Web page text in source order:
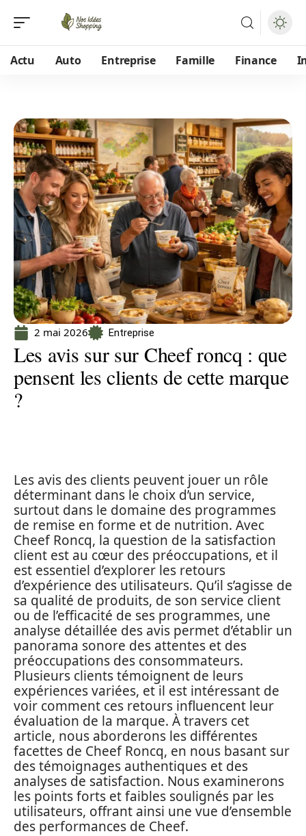
Actu Auto Entreprise Famille Finance
2 mai 2026 Entreprise
Les avis sur sur Cheef roncq : que
pensent les clients de cette marque
?
Les avis des clients peuvent jouer un rôle
déterminant dans le choix d’un service,
surtout dans le domaine des programmes
de remise en forme et de nutrition. Avec
Cheef Roncq, la question de la satisfaction
client est au cœur des préoccupations, et il
est essentiel d’explorer les retours
d’expérience des utilisateurs. Qu’il s’agisse de
sa qualité de produits, de son service client
ou de l’efficacité de ses programmes, une
analyse détaillée des avis permet d’établir un
panorama sonore des attentes et des
préoccupations des consommateurs.
Plusieurs clients témoignent de leurs
expériences variées, et il est intéressant de
voir comment ces retours influencent leur
évaluation de la marque. À travers cet
article, nous aborderons les différentes
facettes de Cheef Roncq, en nous basant sur
des témoignages authentiques et des
analyses de satisfaction. Nous examinerons
les points forts et faibles soulignés par les
utilisateurs, offrant ainsi une vue d’ensemble
des performances de Cheef.